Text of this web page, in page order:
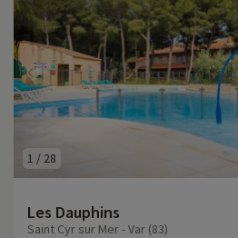
1 / 28
Les Dauphins
Saint Cyr sur Mer - Var (83)